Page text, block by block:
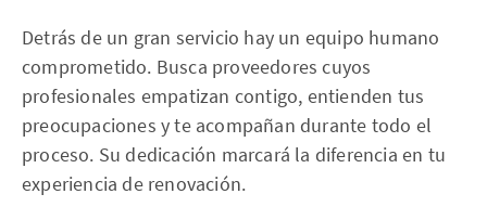
Detrás de un gran servicio hay un equipo humano
comprometido. Busca proveedores cuyos
profesionales empatizan contigo, entienden tus
preocupaciones y te acompañan durante todo el
proceso. Su dedicación marcará la diferencia en tu
experiencia de renovación.